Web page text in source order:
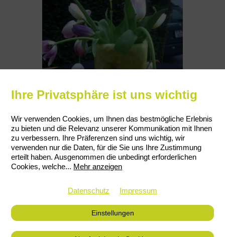
Ihre Privatsphäre ist uns wichtig
Wir verwenden Cookies, um Ihnen das bestmögliche Erlebnis
zu bieten und die Relevanz unserer Kommunikation mit Ihnen
zu verbessern. Ihre Präferenzen sind uns wichtig, wir
verwenden nur die Daten, für die Sie uns Ihre Zustimmung
erteilt haben. Ausgenommen die unbedingt erforderlichen
Cookies, welche... Mehr anzeigen
Datenschutz Impressum
Einstellungen